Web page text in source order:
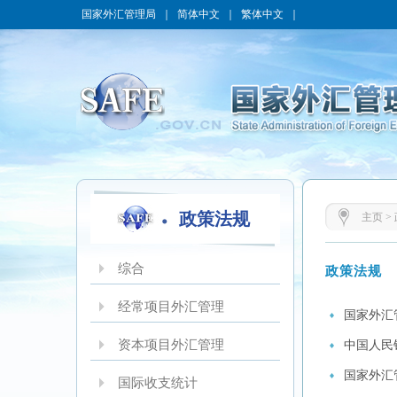
国家外汇管理局 简体中文 繁体中文
政策法规
综合
经常项目外汇管理
资本项目外汇管理
国际收支统计
主页 >
政策法规
国家外
中国人民
国家外